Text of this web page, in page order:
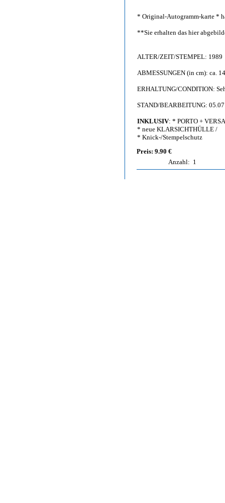
* Original-Autogramm-karte *
**Sie erhalten das hier
ALTER/ZEIT/STEMPEL: 1989
ABMESSUNGEN (in cm): ca.
ERHALTUNG/CONDITION:
STAND/BEARBEITUNG:
INKLUSIV: * PORTO +
* neue KLARSICHTHÜLLE /
* Knick-/Stempelschutz
Preis: 9.90 €
Anzahl: 1